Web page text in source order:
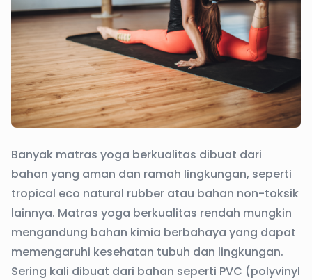
Banyak matras yoga berkualitas dibuat dari
bahan yang aman dan ramah lingkungan, seperti
tropical eco natural rubber atau bahan non-toksik
lainnya. Matras yoga berkualitas rendah mungkin
mengandung bahan kimia berbahaya yang dapat
memengaruhi kesehatan tubuh dan lingkungan.
Sering kali dibuat dari bahan seperti PVC (polyvinyl